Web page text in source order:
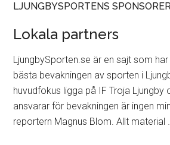
LJUNGBYSPORTENS
Lokala partners
LjungbySporten.se är en sajt som
bästa bevakningen av sporten i
huvudfokus ligga på IF Troja Ljungby
ansvarar för bevakningen är ingen
reportern Magnus Blom. Allt material